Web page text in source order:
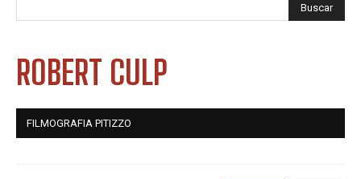
Buscar
ROBERT CULP
FILMOGRAFIA PITIZZO